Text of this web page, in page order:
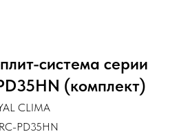
система серии
(комплект)
CLIMA
RC-PD35HN